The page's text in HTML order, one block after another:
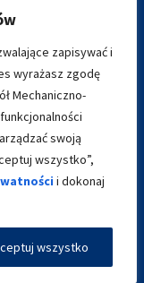
zapisywać i
wyrażasz zgodę
Mechaniczno-
swoją
wszystko”,
i dokonaj
wszystko